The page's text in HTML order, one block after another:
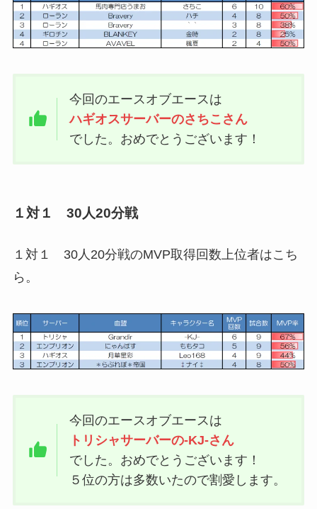
今回のエースオブエースは
ハギオスサーバーのさちこさん
でした。おめでとうございます！
１対１ 30人20分戦
１対１ 30人20分戦のMVP取得回数上位者はこち
ら。
今回のエースオブエースは
トリシャサーバーの-KJ-さん
でした。おめでとうございます！
５位の方は多数いたので割愛します。